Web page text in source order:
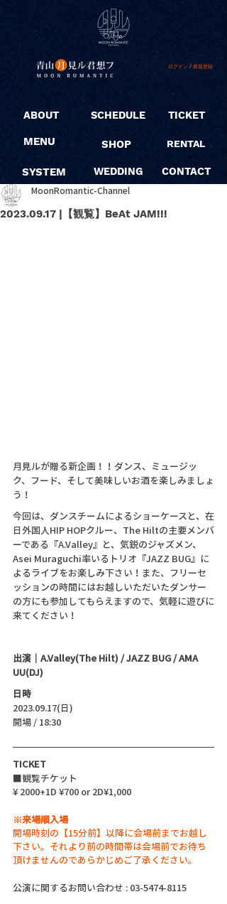
ログイン / 新規登録
ABOUT
MENU
SYSTEM
SCHEDULE
SHOP
WEDDING
TICKET
RENTAL
CONTACT
2023.09.17 |【観覧】BeAt JAM!!!
MoonRomantic-Channel
月見ルが贈る新企画！！ダンス、ミュージッ
ク、フード、そして美味しいお酒を楽しみましょ
う！
今回は、ダンスチームによるショーケースと、在
日外国人HIP HOPクルー、The Hiltの主要メンバ
ーである『A.Valley』と、気鋭のジャズメン、
Asei Muraguchi率いるトリオ『JAZZ BUG』に
よるライブをお楽しみ下さい！また、フリーセ
ッションの時間にはお越しいただいたダンサー
の方にも参加してもらえますので、気軽に遊びに
来てください！
出演｜A.Valley(The Hilt) / JAZZ BUG / AMA
UU(DJ)
日時
2023.09.17(日)
開場 / 18:30
TICKET
■観覧チケット
¥ 2000+1D ¥700 or 2D¥1,000
※来場順入場
開場時刻の【15分前】以降に会場前までお越し
下さい。それより前の時間帯は会場前でお待ち
頂けませんのであらかじめご了承ください。
公演に関するお問い合わせ : 03-5474-8115